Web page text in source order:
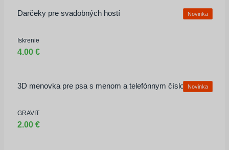
Darčeky pre svadobných hostí Novinka
Iskrenie
4.00 €
3D menovka pre psa s menom a telefónnym číslomNovinka
GRAVIT
2.00 €